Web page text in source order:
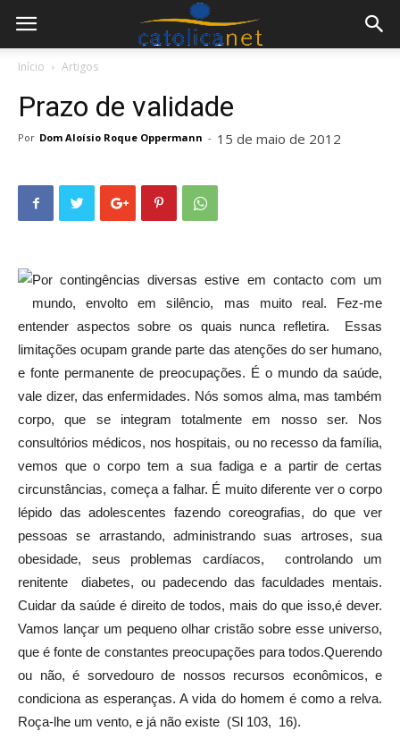
Início Artigos
Prazo de validade
Por Dom Aloísio Roque Oppermann - 15 de maio de 2012
Por contingências diversas estive em contacto com um
mundo, envolto em silêncio, mas muito real. Fez-me
entender aspectos sobre os quais nunca refletira. Essas
limitações ocupam grande parte das atenções do ser humano,
e fonte permanente de preocupações. É o mundo da saúde,
vale dizer, das enfermidades. Nós somos alma, mas também
corpo, que se integram totalmente em nosso ser. Nos
consultórios médicos, nos hospitais, ou no recesso da família,
vemos que o corpo tem a sua fadiga e a partir de certas
circunstâncias, começa a falhar. É muito diferente ver o corpo
lépido das adolescentes fazendo coreografias, do que ver
pessoas se arrastando, administrando suas artroses, sua
obesidade, seus problemas cardíacos, controlando um
renitente diabetes, ou padecendo das faculdades mentais.
Cuidar da saúde é direito de todos, mais do que isso,é dever.
Vamos lançar um pequeno olhar cristão sobre esse universo,
que é fonte de constantes preocupações para todos.Querendo
ou não, é sorvedouro de nossos recursos econômicos, e
condiciona as esperanças. A vida do homem é como a relva.
Roça-lhe um vento, e já não existe (Sl 103, 16).